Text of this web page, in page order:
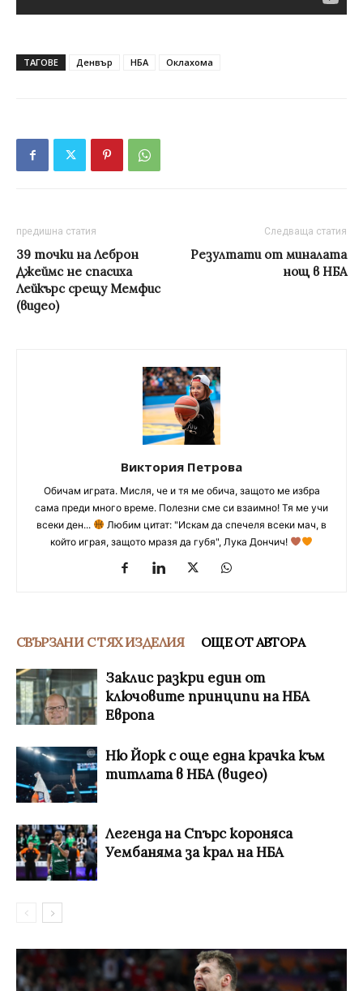
ТАГОВЕ Денвър НБА Оклахома
предишна статия
39 точки на Леброн
Джеймс не спасиха
Лейкърс срещу Мемфис
(видео)
Следваща статия
Резултати от миналата
нощ в НБА
Виктория Петрова
Обичам играта. Мисля, че и тя ме обича, защото ме избра
сама преди много време. Полезни сме си взаимно! Тя ме учи
всеки ден...
Любим цитат: "Искам да спечеля всеки мач, в
който играя, защото мразя да губя", Лука Дончич!
СВЪРЗАНИ С ТЯХ ИЗДЕЛИЯ ОЩЕ ОТ АВТОРА
Заклис разкри един от
ключовите принципи на НБА
Европа
Ню Йорк с още една крачка към
титлата в НБА (видео)
Легенда на Спърс короняса
Уембаняма за крал на НБА